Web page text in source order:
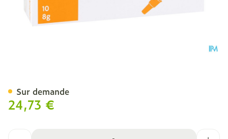
24,73 €
Sur demande